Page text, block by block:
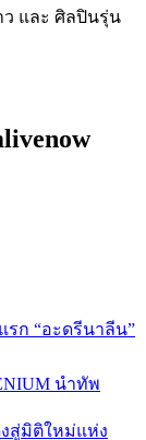
ว และ ศิลปินรุ่น
ก “อะดรีนาลีน”
นำทัพ
งสู่มิติใหม่แห่ง